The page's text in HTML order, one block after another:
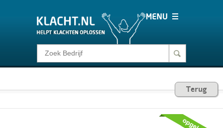
Klacht melden
Consumentenrecht Terug